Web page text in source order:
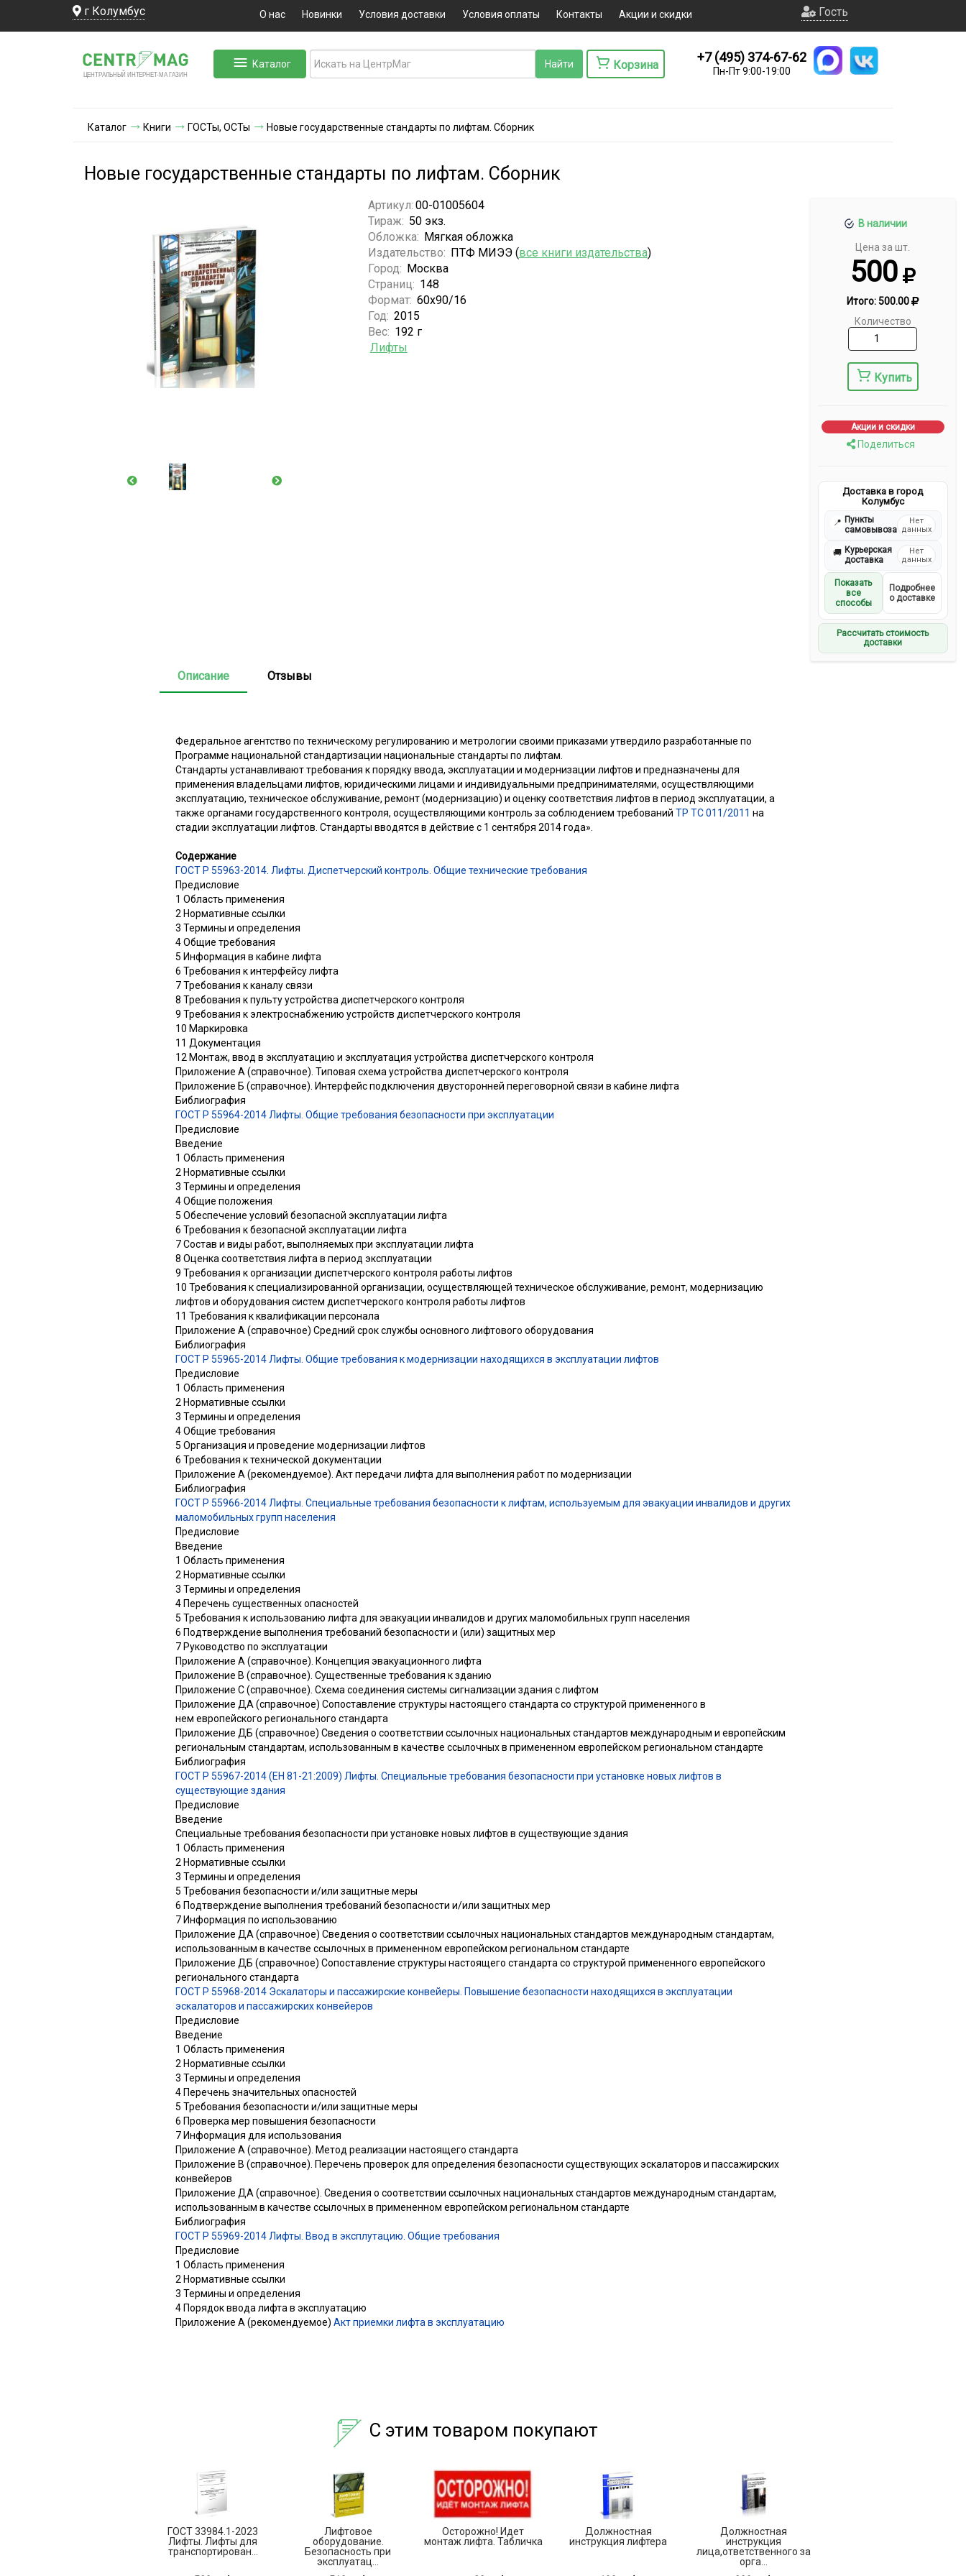
г Колумбус О нас Новинки Условия доставки Условия оплаты Контакты Акции и скидки Гость
ЦЕНТРАЛЬНЫЙ ИНТЕРНЕТ-МА ГАЗИН
Каталог Корзина
+7 (495) 374-67-62
Пн-Пт 9:00-19:00
Каталог Книги ГОСТы, ОСТы Новые государственные стандарты по лифтам. Сборник
Новые государственные стандарты по лифтам. Сборник
В наличии
Цена за шт.
500
Итого:500.00
Количество
Купить
Акции и скидки
Поделиться
Доставка в город
Колумбус
📍 Пункты
самовывоза
Нет
данных
🚚 Курьерская
доставка
Нет
данных
Показать
все
способы
Подробнее
о доставке
Рассчитать стоимость
доставки
Артикул: 00-01005604
Тираж: 50 экз.
Обложка: Мягкая обложка
Издательство: ПТФ МИЭЭ (все книги издательства)
Город: Москва
Страниц: 148
Формат: 60x90/16
Год: 2015
Вес: 192 г
Лифты
Описание Отзывы
Федеральное агентство по техническому регулированию и метрологии своими приказами утвердило разработанные по
Программе национальной стандартизации национальные стандарты по лифтам.
Стандарты устанавливают требования к порядку ввода, эксплуатации и модернизации лифтов и предназначены для
применения владельцами лифтов, юридическими лицами и индивидуальными предпринимателями, осуществляющими
эксплуатацию, техническое обслуживание, ремонт (модернизацию) и оценку соответствия лифтов в период эксплуатации, а
также органами государственного контроля, осуществляющими контроль за соблюдением требований ТР ТС 011/2011 на
стадии эксплуатации лифтов. Стандарты вводятся в действие с 1 сентября 2014 года».
Содержание
ГОСТ Р 55963-2014. Лифты. Диспетчерский контроль. Общие технические требования
Предисловие
1 Область применения
2 Нормативные ссылки
3 Термины и определения
4 Общие требования
5 Информация в кабине лифта
6 Требования к интерфейсу лифта
7 Требования к каналу связи
8 Требования к пульту устройства диспетчерского контроля
9 Требования к электроснабжению устройств диспетчерского контроля
10 Маркировка
11 Документация
12 Монтаж, ввод в эксплуатацию и эксплуатация устройства диспетчерского контроля
Приложение А (справочное). Типовая схема устройства диспетчерского контроля
Приложение Б (справочное). Интерфейс подключения двусторонней переговорной связи в кабине лифта
Библиография
ГОСТ Р 55964-2014 Лифты. Общие требования безопасности при эксплуатации
Предисловие
Введение
1 Область применения
2 Нормативные ссылки
3 Термины и определения
4 Общие положения
5 Обеспечение условий безопасной эксплуатации лифта
6 Требования к безопасной эксплуатации лифта
7 Состав и виды работ, выполняемых при эксплуатации лифта
8 Оценка соответствия лифта в период эксплуатации
9 Требования к организации диспетчерского контроля работы лифтов
10 Требования к специализированной организации, осуществляющей техническое обслуживание, ремонт, модернизацию
лифтов и оборудования систем диспетчерского контроля работы лифтов
11 Требования к квалификации персонала
Приложение А (справочное) Средний срок службы основного лифтового оборудования
Библиография
ГОСТ Р 55965-2014 Лифты. Общие требования к модернизации находящихся в эксплуатации лифтов
Предисловие
1 Область применения
2 Нормативные ссылки
3 Термины и определения
4 Общие требования
5 Организация и проведение модернизации лифтов
6 Требования к технической документации
Приложение А (рекомендуемое). Акт передачи лифта для выполнения работ по модернизации
Библиография
ГОСТ Р 55966-2014 Лифты. Специальные требования безопасности к лифтам, используемым для эвакуации инвалидов и других
маломобильных групп населения
Предисловие
Введение
1 Область применения
2 Нормативные ссылки
3 Термины и определения
4 Перечень существенных опасностей
5 Требования к использованию лифта для эвакуации инвалидов и других маломобильных групп населения
6 Подтверждение выполнения требований безопасности и (или) защитных мер
7 Руководство по эксплуатации
Приложение А (справочное). Концепция эвакуационного лифта
Приложение В (справочное). Существенные требования к зданию
Приложение С (справочное). Схема соединения системы сигнализации здания с лифтом
Приложение ДА (справочное) Сопоставление структуры настоящего стандарта со структурой примененного в
нем европейского регионального стандарта
Приложение ДБ (справочное) Сведения о соответствии ссылочных национальных стандартов международным и европейским
региональным стандартам, использованным в качестве ссылочных в примененном европейском региональном стандарте
Библиография
ГОСТ Р 55967-2014 (ЕН 81-21:2009) Лифты. Специальные требования безопасности при установке новых лифтов в
существующие здания
Предисловие
Введение
Специальные требования безопасности при установке новых лифтов в существующие здания
1 Область применения
2 Нормативные ссылки
3 Термины и определения
5 Требования безопасности и/или защитные меры
6 Подтверждение выполнения требований безопасности и/или защитных мер
7 Информация по использованию
Приложение ДА (справочное) Сведения о соответствии ссылочных национальных стандартов международным стандартам,
использованным в качестве ссылочных в примененном европейском региональном стандарте
Приложение ДБ (справочное) Сопоставление структуры настоящего стандарта со структурой примененного европейского
регионального стандарта
ГОСТ Р 55968-2014 Эскалаторы и пассажирские конвейеры. Повышение безопасности находящихся в эксплуатации
эскалаторов и пассажирских конвейеров
Предисловие
Введение
1 Область применения
2 Нормативные ссылки
3 Термины и определения
4 Перечень значительных опасностей
5 Требования безопасности и/или защитные меры
6 Проверка мер повышения безопасности
7 Информация для использования
Приложение А (справочное). Метод реализации настоящего стандарта
Приложение В (справочное). Перечень проверок для определения безопасности существующих эскалаторов и пассажирских
конвейеров
Приложение ДА (справочное). Сведения о соответствии ссылочных национальных стандартов международным стандартам,
использованным в качестве ссылочных в примененном европейском региональном стандарте
Библиография
ГОСТ Р 55969-2014 Лифты. Ввод в эксплутацию. Общие требования
Предисловие
1 Область применения
2 Нормативные ссылки
3 Термины и определения
4 Порядок ввода лифта в эксплуатацию
Приложение А (рекомендуемое) Акт приемки лифта в эксплуатацию
С этим товаром покупают
ГОСТ 33984.1-2023
Лифты. Лифты для
транспортирован...
Лифтовое
оборудование.
Безопасность при
эксплуатац...
Осторожно! Идет
монтаж лифта. Табличка
Должностная
инструкция лифтера
Должностная
инструкция
лица,ответственного за
орга...